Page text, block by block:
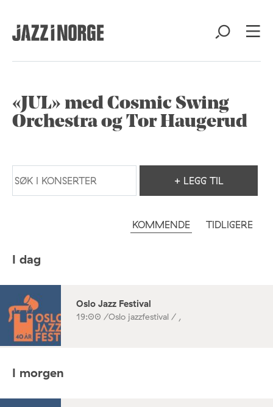
«JUL» med Cosmic Swing
Orchestra og Tor Haugerud
+ LEGG TIL
KOMMENDE TIDLIGERE
I dag
Oslo Jazz Festival
19:00 /Oslo jazzfestival / ,
I morgen